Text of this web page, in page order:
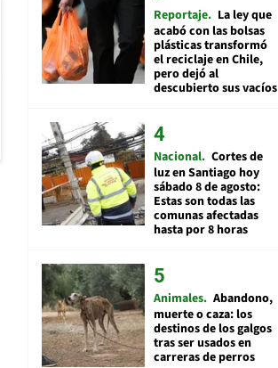
Reportaje La ley que
acabó con las bolsas
plásticas transformó
el reciclaje en Chile,
pero dejó al
descubierto sus vacíos
Nacional Cortes de
luz en Santiago hoy
sábado 8 de agosto:
Estas son todas las
comunas afectadas
hasta por 8 horas
Animales Abandono,
muerte o caza: los
destinos de los galgos
tras ser usados en
carreras de perros